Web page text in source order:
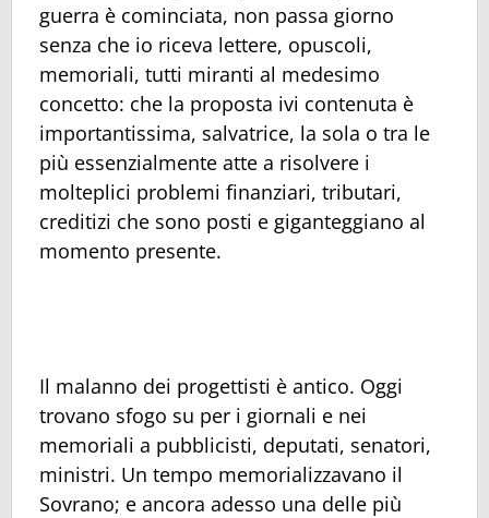
guerra è cominciata, non passa giorno
senza che io riceva lettere, opuscoli,
memoriali, tutti miranti al medesimo
concetto: che la proposta ivi contenuta è
importantissima, salvatrice, la sola o tra le
più essenzialmente atte a risolvere i
molteplici problemi finanziari, tributari,
creditizi che sono posti e giganteggiano al
momento presente.
Il malanno dei progettisti è antico. Oggi
trovano sfogo su per i giornali e nei
memoriali a pubblicisti, deputati, senatori,
ministri. Un tempo memorializzavano il
Sovrano; e ancora adesso una delle più